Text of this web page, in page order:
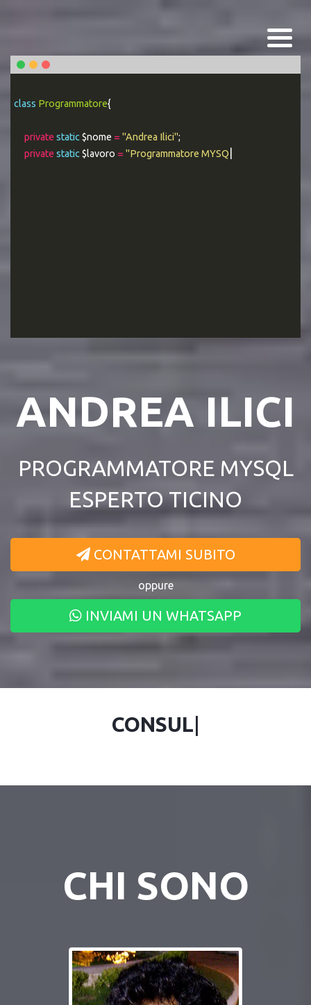
class Programmatore{
private static$nome = "Andrea Ilici";
private static$lavoro = "Programmatore MYSQL Esperto"
ANDREA ILICI
PROGRAMMATORE MYSQL
ESPERTO TICINO
CONTATTAMI SUBITO
oppure
INVIAMI UN WHATSAPP
CONSULENT
CHI SONO